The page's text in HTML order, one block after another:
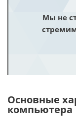
Мы не
Основные
компьютера